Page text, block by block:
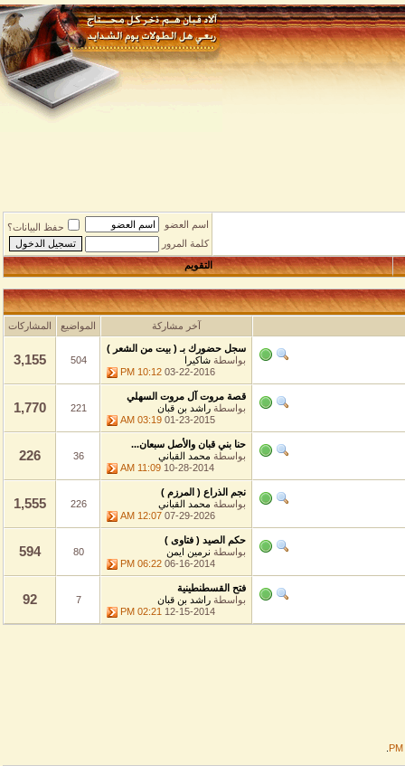
اسم العضو
حفظ البيانات؟
كلمة المرور
التقويم
آخر مشاركة المواضيع المشاركات
سجل حضورك بـ ( بيت من الشعر )
بواسطةشاكيرا
03-22-2016
10:12 PM
3,155
قصة مروت آل مروت السهلي
بواسطةراشد بن قبان
01-23-2015
03:19 AM
1,770
حنا بني قبان والأصل سبعان...
بواسطةمحمد القباني
10-28-2014
11:09 AM
226
نجم الذراع ( المرزم )
بواسطةمحمد القباني
07-29-2026
12:07 AM
1,555
حكم الصيد ( فتاوى )
بواسطةنرمين ايمن
06-16-2014
06:22 PM
594
فتح القسطنطينية
بواسطةراشد بن قبان
12-15-2014
02:21 PM